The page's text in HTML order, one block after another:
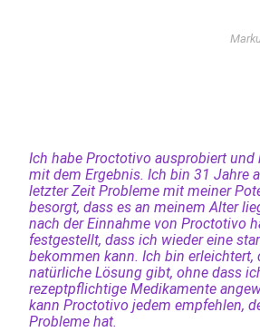
Ich habe Proctotivo ausprobiert und
mit dem Ergebnis. Ich bin 31 Jahre
letzter Zeit Probleme mit meiner
besorgt, dass es an meinem Alter
nach der Einnahme von Proctotivo
festgestellt, dass ich wieder eine
bekommen kann. Ich bin erleichtert,
natürliche Lösung gibt, ohne dass
rezeptpflichtige Medikamente
kann Proctotivo jedem empfehlen,
Probleme hat.